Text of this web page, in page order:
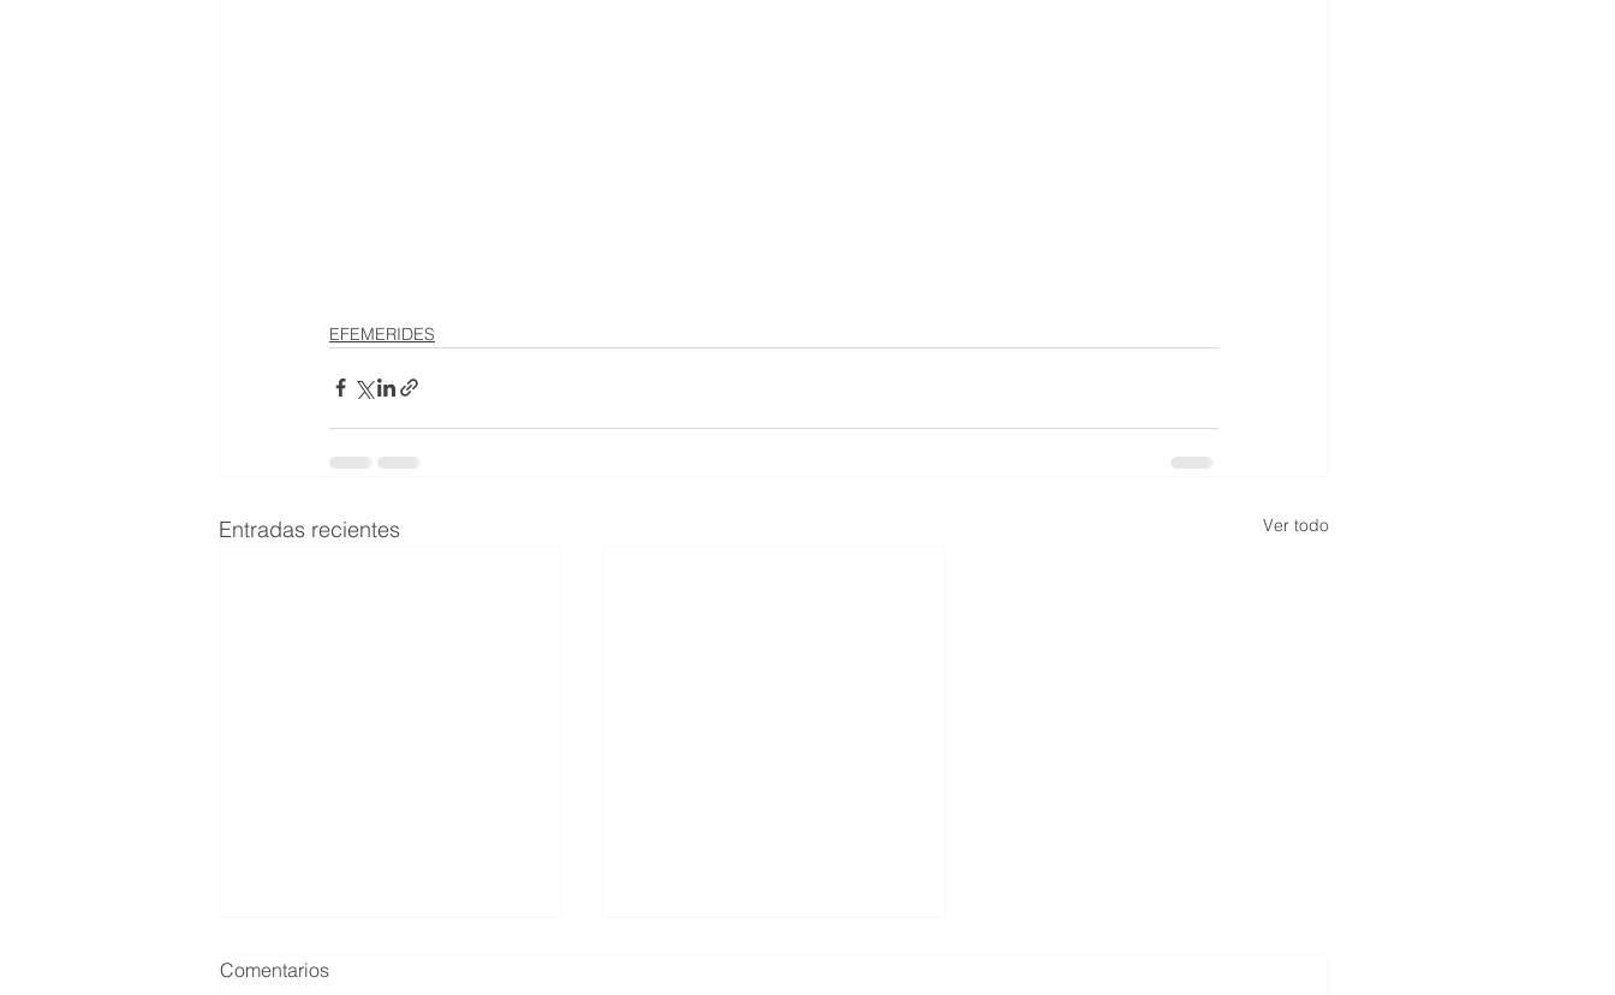
EFEMERIDES
Entradas recientes Ver todo
Comentarios